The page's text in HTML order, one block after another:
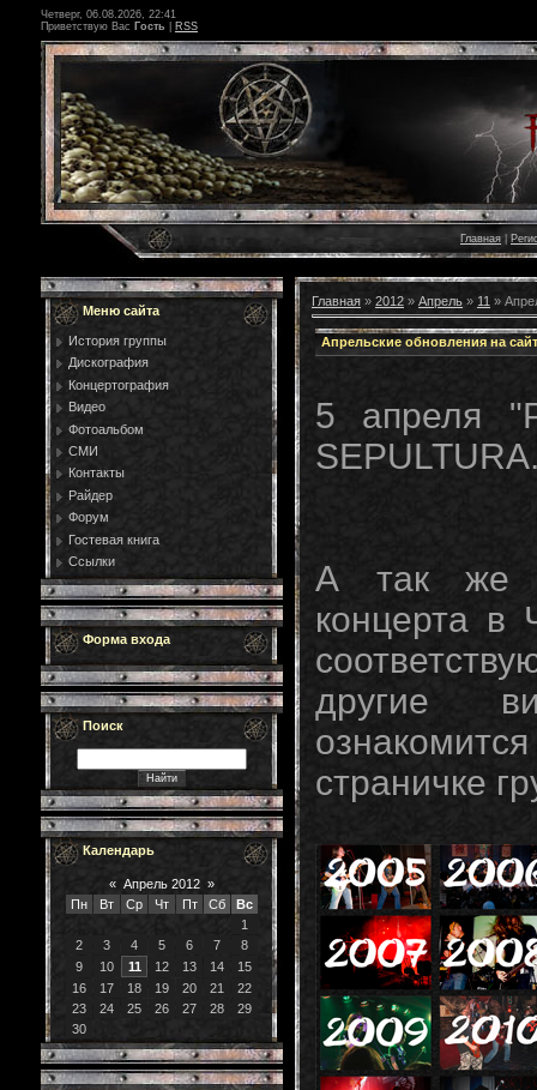
Четверг, 06.08.2026, 22:41
Приветствую Вас Гость RSS
Главная
Меню сайта
История группы
Дискография
Концертография
Видео
Фотоальбом
СМИ
Контакты
Райдер
Форум
Гостевая книга
Ссылки
Форма входа
Поиск
Календарь
« Апрель 2012 »
Пн
Вт Ср Чт Пт Сб
Вс
1
2
3 4 5 6 7
8
9
10 11 12 13 14
15
16
17 18 19 20 21
22
23
24 25 26 27 28
29
30
Главная » 2012 » Апрель » 11 »
Апрельские обновления на
5 апреля
А так же
концерта в
другие
страничке